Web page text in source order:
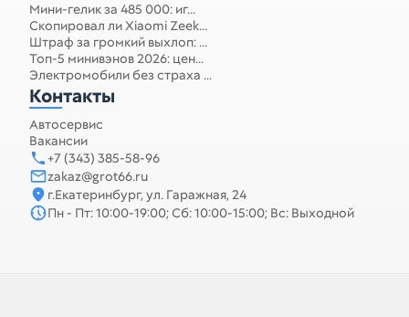
Мини-гелик за 485 000: иг...
Скопировал ли Xiaomi Zeek...
Штраф за громкий выхлоп: ...
Топ-5 минивэнов 2026: цен...
Электромобили без страха ...
Контакты
Автосервис
Вакансии
+7 (343) 385-58-96
zakaz@grot66.ru
г.Екатеринбург, ул. Гаражная, 24
Пн - Пт: 10:00-19:00; Сб: 10:00-15:00; Вс: Выходной